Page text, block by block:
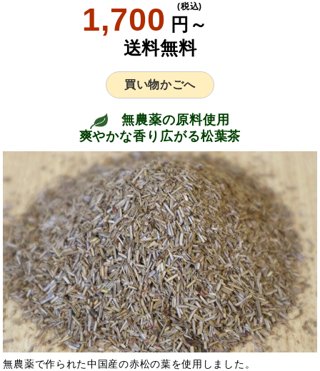
1,700 円～
(税込)
送料無料
買い物かごへ
無農薬の原料使用
爽やかな香り広がる松葉茶
無農薬で作られた中国産の赤松の葉を使用しました。